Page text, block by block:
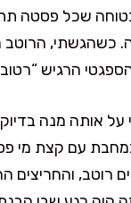
שכל פסטה
כשהגשתי, הרוטב
הרגיש
אותה מנה
במחבת עם קצת מי
רוטב, והחריצים